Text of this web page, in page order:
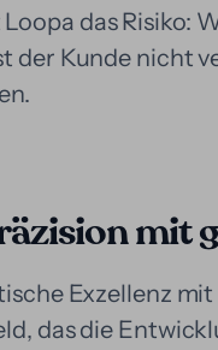
das Risiko:
der Kunde nicht
mit
Exzellenz
das die